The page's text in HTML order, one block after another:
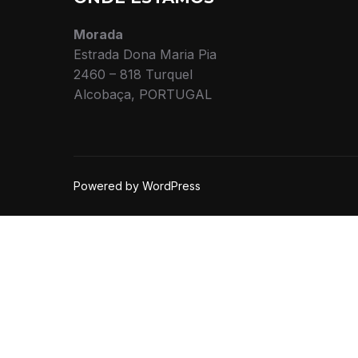
Morada
Estrada Dona Maria Pia
2460 – 818 Turquel
Alcobaça, PORTUGAL
Powered by WordPress